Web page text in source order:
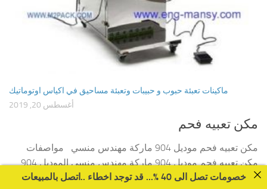
ماكينات تعبئة حبوب و حبيبات وتعبئة مساحيق في اكياس اوتوماتيك
أغسطس 20, 2019
مكن تعبيه فحم
مكن تعبيه فحم موديل 904 ماركة مهندس منسي مواصفات
مكن تعبيه فحم موديل 904 ماركة مهندس منسي الموديل 904
ماركة مهندس منسي الطاقة الكهربائية 220 فولت ، 500 وات
خصومات تصل الى 40 %... قد توجد اخطاء ..اتصل بالمبيعات